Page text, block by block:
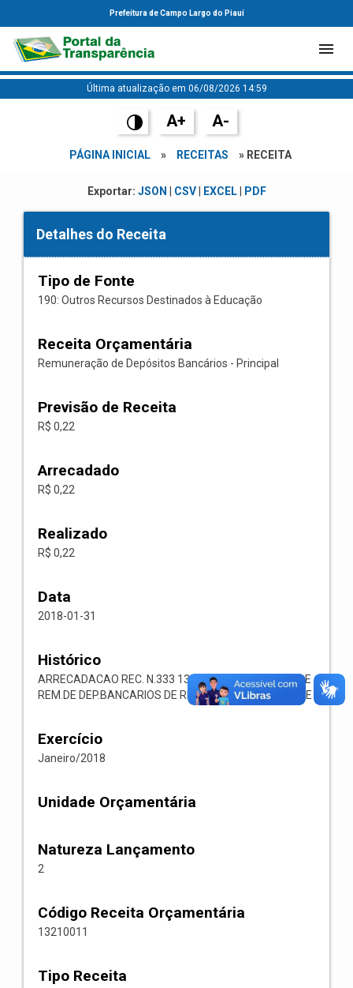
Prefeitura de Campo Largo do Piauí
Última atualização em 06/08/2026 14:59
A+ A-
PÁGINA INICIAL » RECEITAS » RECEITA
Exportar: JSON CSV| EXCEL| PDF
Detalhes do Receita
Tipo de Fonte
190: Outros Recursos Destinados à Educação
Receita Orçamentária
Remuneração de Depósitos Bancários - Principal
Previsão de Receita
R$ 0,22
Arrecadado
R$ 0,22
Realizado
R$ 0,22
Data
2018-01-31
Histórico
ARRECADACAO REC. N.333 1321.00.1.1.05 RECEITA DE
REM.DE DEP.BANCARIOS DE REC.VINCULADOS AO MDE
Exercício
Janeiro/2018
Unidade Orçamentária
Natureza Lançamento
2
Código Receita Orçamentária
13210011
Tipo Receita